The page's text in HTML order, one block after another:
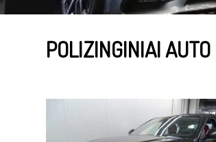
POLIZINGINIAI AUTO